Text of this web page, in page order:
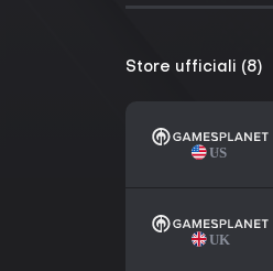
Store ufficiali (8)